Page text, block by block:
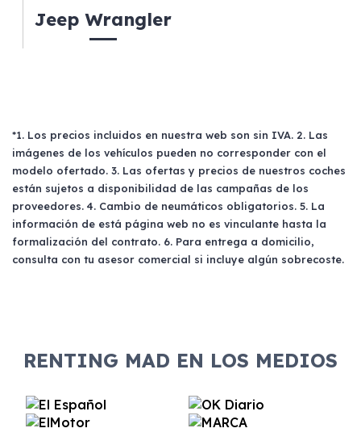
Jeep Wrangler
*1. Los precios incluidos en nuestra web son sin IVA. 2. Las
imágenes de los vehículos pueden no corresponder con el
modelo ofertado. 3. Las ofertas y precios de nuestros coches
están sujetos a disponibilidad de las campañas de los
proveedores. 4. Cambio de neumáticos obligatorios. 5. La
información de está página web no es vinculante hasta la
formalización del contrato. 6. Para entrega a domicilio,
consulta con tu asesor comercial si incluye algún sobrecoste.
RENTING MAD EN LOS MEDIOS